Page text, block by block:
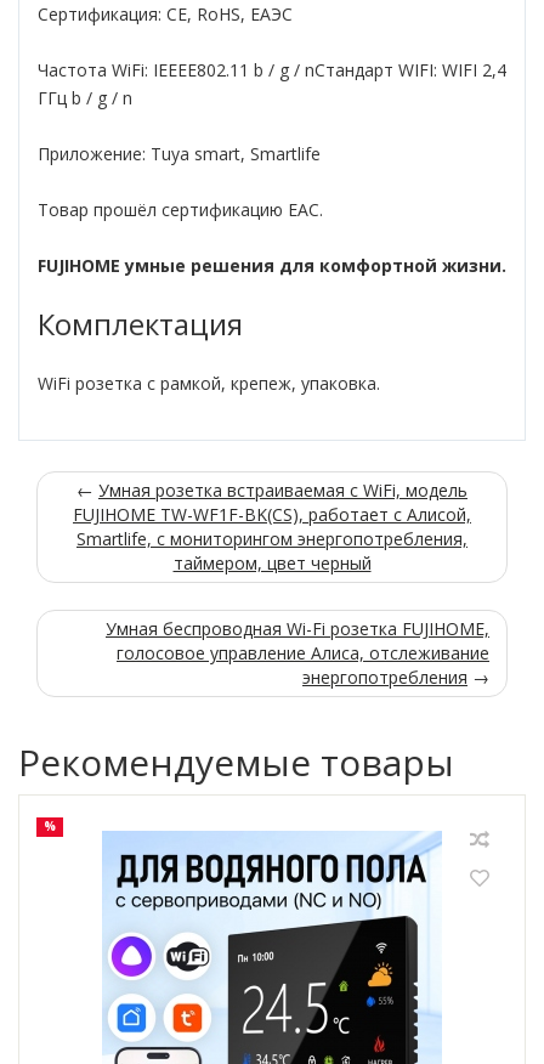
Сертификация: CE, RoHS, ЕАЭС
Частота WiFi: IEEEE802.11 b / g / nСтандарт WIFI: WIFI 2,4
ГГц b / g / n
Приложение: Tuya smart, Smartlife
Товар прошёл сертификацию ЕАС.
FUJIHOME умные решения для комфортной жизни.
Комплектация
WiFi розетка с рамкой, крепеж, упаковка.
← Умная розетка встраиваемая с WiFi, модель
FUJIHOME TW-WF1F-BK(CS), работает с Алисой,
Smartlife, с мониторингом энергопотребления,
таймером, цвет черный
Умная беспроводная Wi-Fi розетка FUJIHOME,
голосовое управление Алиса, отслеживание
энергопотребления →
Рекомендуемые товары
%